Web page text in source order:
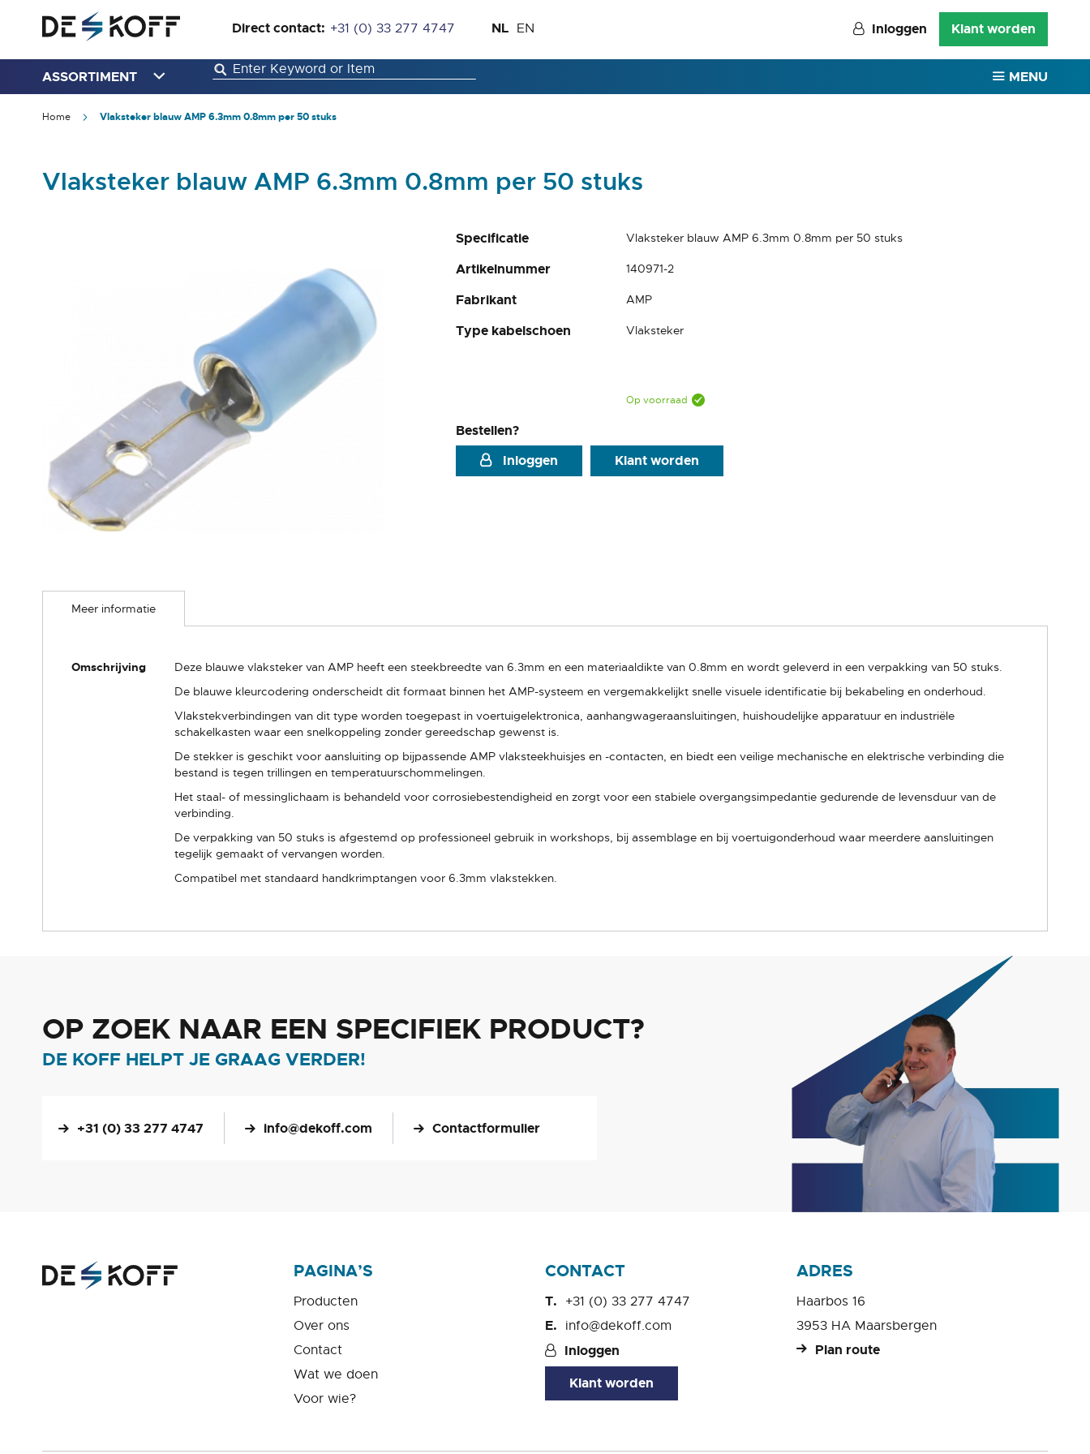
Direct contact: +31 (0) 33 277 4747
de
inhoud
Taal
NL EN Inloggen Klant worden
ASSORTIMENT MENU
Home Vlaksteker blauw AMP 6.3mm 0.8mm per 50 stuks
Vlaksteker blauw AMP 6.3mm 0.8mm per 50 stuks
Specificatie Vlaksteker blauw AMP 6.3mm 0.8mm per 50 stuks
Artikelnummer 140971-2
Fabrikant AMP
Type kabelschoen Vlaksteker
Op voorraad
Bestellen?
Inloggen
Klant worden
naar
afbeeldingen-
Meer informatie
Meer
informatie
Omschrijving
Deze blauwe vlaksteker van AMP heeft een steekbreedte van 6.3mm en een materiaaldikte van 0.8mm en wordt geleverd in een verpakking van 50 stuks.
De blauwe kleurcodering onderscheidt dit formaat binnen het AMP-systeem en vergemakkelijkt snelle visuele identificatie bij bekabeling en onderhoud.
Vlakstekverbindingen van dit type worden toegepast in voertuigelektronica, aanhangwageraansluitingen, huishoudelijke apparatuur en industriële
schakelkasten waar een snelkoppeling zonder gereedschap gewenst is.
De stekker is geschikt voor aansluiting op bijpassende AMP vlaksteekhuisjes en -contacten, en biedt een veilige mechanische en elektrische verbinding die
bestand is tegen trillingen en temperatuurschommelingen.
Het staal- of messinglichaam is behandeld voor corrosiebestendigheid en zorgt voor een stabiele overgangsimpedantie gedurende de levensduur van de
verbinding.
De verpakking van 50 stuks is afgestemd op professioneel gebruik in workshops, bij assemblage en bij voertuigonderhoud waar meerdere aansluitingen
tegelijk gemaakt of vervangen worden.
Compatibel met standaard handkrimptangen voor 6.3mm vlakstekken.
OP ZOEK NAAR EEN SPECIFIEK PRODUCT?
DE KOFF HELPT JE GRAAG VERDER!
+31 (0) 33 277 4747 info@dekoff.com Contactformulier
PAGINA’S
Producten
Over ons
Contact
Wat we doen
Voor wie?
CONTACT
+31 (0) 33 277 4747
info@dekoff.com
Inloggen
Klant worden
ADRES
Haarbos 16
3953 HA Maarsbergen
Plan route